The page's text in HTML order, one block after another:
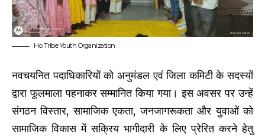
Ho Tribe Youth Organization
नवचयनित पदाधिकारियों को अनुमंडल एवं जिला कमिटी के सदस्यों
द्वारा फूलमाला पहनाकर सम्मानित किया गया। इस अवसर पर उन्हें
संगठन विस्तार, सामाजिक एकता, जनजागरूकता और युवाओं को
सामाजिक विकास में सक्रिय भागीदारी के लिए प्रेरित करने हेतु